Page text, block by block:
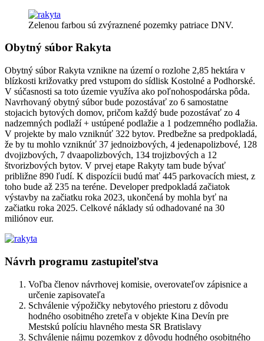
Zelenou farbou sú zvýraznené pozemky patriace DNV.
Obytný súbor Rakyta
Obytný súbor Rakyta vznikne na území o rozlohe 2,85 hektára v
blízkosti križovatky pred vstupom do sídlisk Kostolné a Podhorské.
V súčasnosti sa toto územie využíva ako poľnohospodárska pôda.
Navrhovaný obytný súbor bude pozostávať zo 6 samostatne
stojacich bytových domov, pričom každý bude pozostávať zo 4
nadzemných podlaží + ustúpené podlažie a 1 podzemného podlažia.
V projekte by malo vzniknúť 322 bytov. Predbežne sa predpokladá,
že by tu mohlo vzniknúť 37 jednoizbových, 4 jedenapolizbové, 128
dvojizbových, 7 dvaapolizbových, 134 trojizbových a 12
štvorizbových bytov. V prvej etape Rakyty tam bude bývať
približne 890 ľudí. K dispozícii budú mať 445 parkovacích miest, z
toho bude až 235 na teréne. Developer predpokladá začiatok
výstavby na začiatku roka 2023, ukončená by mohla byť na
začiatku roka 2025. Celkové náklady sú odhadované na 30
miliónov eur.
Návrh programu zastupiteľstva
Voľba členov návrhovej komisie, overovateľov zápisnice a
určenie zapisovateľa
Schválenie výpožičky nebytového priestoru z dôvodu
hodného osobitného zreteľa v objekte Kina Devín pre
Mestskú políciu hlavného mesta SR Bratislavy
Schválenie nájmu pozemkov z dôvodu hodného osobitného